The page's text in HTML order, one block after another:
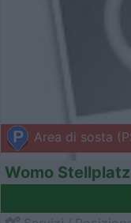
Area di sosta
Womo